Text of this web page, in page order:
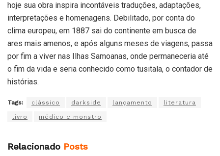
hoje sua obra inspira incontáveis traduções, adaptações,
interpretações e homenagens. Debilitado, por conta do
clima europeu, em 1887 sai do continente em busca de
ares mais amenos, e após alguns meses de viagens, passa
por fim a viver nas Ilhas Samoanas, onde permaneceria até
o fim da vida e seria conhecido como tusitala, o contador de
histórias.
Tags: clássico darkside lançamento literatura
livro médico e monstro
Relacionado Posts